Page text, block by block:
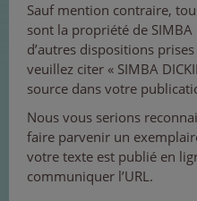
Sauf mention contraire,
sont la propriété de SIMBA
d’autres dispositions
veuillez citer « SIMBA
source dans votre
Nous vous serions
faire parvenir un
votre texte est publié en
communiquer l’URL.